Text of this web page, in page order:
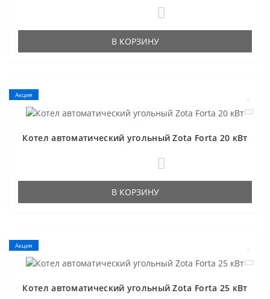
В КОРЗИНУ
Акция
Котел автоматический угольный Zota Forta 20 кВт
В КОРЗИНУ
Акция
Котел автоматический угольный Zota Forta 25 кВт